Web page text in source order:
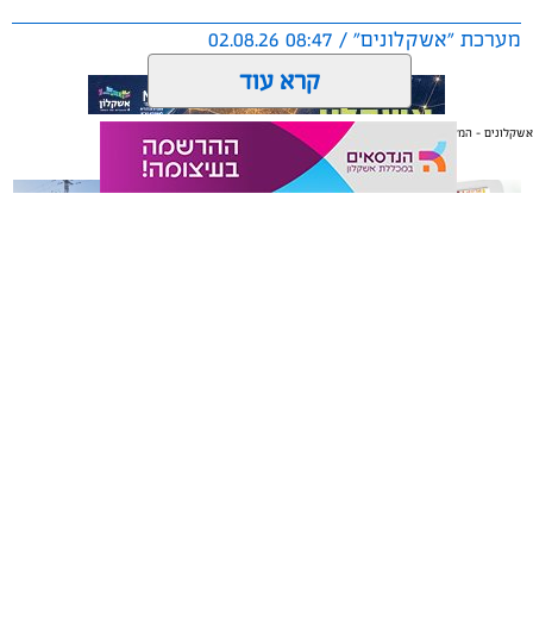
מערכת "אשקלונים" / 08:47 02.08.26
קרא עוד
אשקלונים - המקומון היומי של אשקלון באינטרנט
אולי יעניין אותך גם